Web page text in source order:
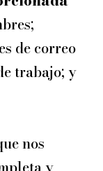
de correo
trabajo; y
nos